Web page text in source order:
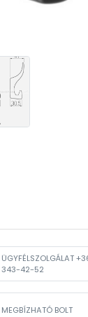
ÜGYFÉLSZOLGÁLAT
343-42-52
MEGBÍZHATÓ BOLT